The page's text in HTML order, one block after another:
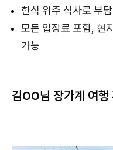
한식 위주 식사로 부
모든 입장료 포함, 현
가능
김OO님 장가계 여행